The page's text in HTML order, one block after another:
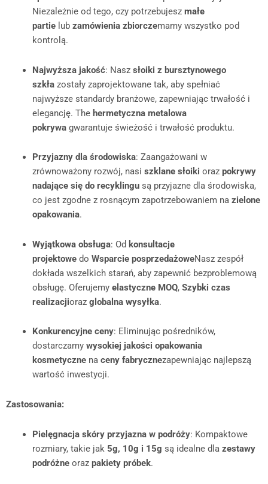
Niezależnie od tego, czy potrzebujesz małe
partielub zamówienia zbiorczemamy wszystko pod
kontrolą.
Najwyższa jakość: Nasz słoiki z bursztynowego
szkłazostały zaprojektowane tak, aby spełniać
najwyższe standardy branżowe, zapewniając trwałość i
elegancję. The hermetyczna metalowa
pokrywagwarantuje świeżość i trwałość produktu.
Przyjazny dla środowiska: Zaangażowani w
zrównoważony rozwój, nasi szklane słoiki oraz pokrywy
nadające się do recyklingusą przyjazne dla środowiska,
co jest zgodne z rosnącym zapotrzebowaniem na zielone
opakowania.
Wyjątkowa obsługa: Od konsultacje
projektowedo Wsparcie posprzedażoweNasz zespół
dokłada wszelkich starań, aby zapewnić bezproblemową
obsługę. Oferujemy elastyczne MOQ, Szybki czas
realizacjioraz globalna wysyłka.
Konkurencyjne ceny: Eliminując pośredników,
dostarczamy wysokiej jakości opakowania
kosmetycznena ceny fabrycznezapewniając najlepszą
wartość inwestycji.
Zastosowania:
Pielęgnacja skóry przyjazna w podróży: Kompaktowe
rozmiary, takie jak 5g, 10g i 15g są idealne dla zestawy
podróżneoraz pakiety próbek.